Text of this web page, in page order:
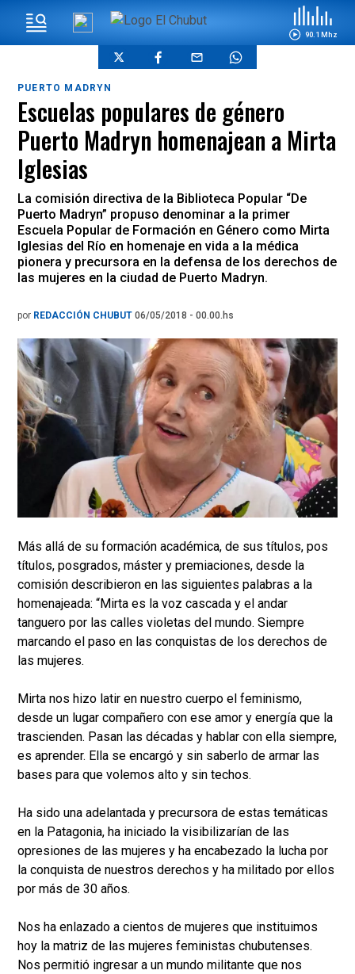
90.1 Mhz
PUERTO MADRYN
Escuelas populares de género
Puerto Madryn homenajean a Mirta
Iglesias
La comisión directiva de la Biblioteca Popular “De
Puerto Madryn” propuso denominar a la primer
Escuela Popular de Formación en Género como Mirta
Iglesias del Río en homenaje en vida a la médica
pionera y precursora en la defensa de los derechos de
las mujeres en la ciudad de Puerto Madryn.
por REDACCIÓN CHUBUT 06/05/2018 - 00.00.hs
Más allá de su formación académica, de sus títulos, pos
títulos, posgrados, máster y premiaciones, desde la
comisión describieron en las siguientes palabras a la
homenajeada: “Mirta es la voz cascada y el andar
tanguero por las calles violetas del mundo. Siempre
marcando el paso en las conquistas de los derechos de
las mujeres.
Mirta nos hizo latir en nuestro cuerpo el feminismo,
desde un lugar compañero con ese amor y energía que la
trascienden. Pasan las décadas y hablar con ella siempre,
es aprender. Ella se encargó y sin saberlo de armar las
bases para que volemos alto y sin techos.
Ha sido una adelantada y precursora de estas temáticas
en la Patagonia, ha iniciado la visibilizarían de las
opresiones de las mujeres y ha encabezado la lucha por
la conquista de nuestros derechos y ha militado por ellos
por más de 30 años.
Nos ha enlazado a cientos de mujeres que instituimos
hoy la matriz de las mujeres feministas chubutenses.
Nos permitió ingresar a un mundo militante que nos